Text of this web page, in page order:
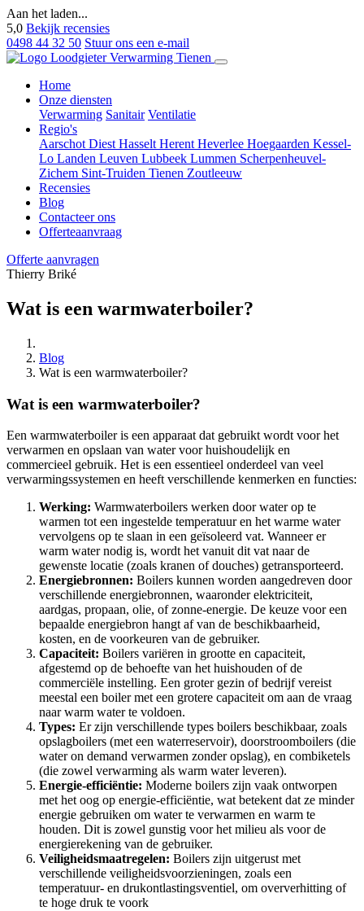
Aan het laden...
5,0 Bekijk recensies
0498 44 32 50 Stuur ons een e-mail
Home
Onze diensten
Verwarming Sanitair Ventilatie
Regio's
Aarschot Diest Hasselt Herent Heverlee Hoegaarden Kessel-
Lo Landen Leuven Lubbeek Lummen Scherpenheuvel-
Zichem Sint-Truiden Tienen Zoutleeuw
Recensies
Blog
Contacteer ons
Offerteaanvraag
Offerte aanvragen
Thierry Briké
Wat is een warmwaterboiler?
Blog
Wat is een warmwaterboiler?
Wat is een warmwaterboiler?
Een warmwaterboiler is een apparaat dat gebruikt wordt voor het
verwarmen en opslaan van water voor huishoudelijk en
commercieel gebruik. Het is een essentieel onderdeel van veel
verwarmingssystemen en heeft verschillende kenmerken en functies:
Werking: Warmwaterboilers werken door water op te
warmen tot een ingestelde temperatuur en het warme water
vervolgens op te slaan in een geïsoleerd vat. Wanneer er
warm water nodig is, wordt het vanuit dit vat naar de
gewenste locatie (zoals kranen of douches) getransporteerd.
Energiebronnen: Boilers kunnen worden aangedreven door
verschillende energiebronnen, waaronder elektriciteit,
aardgas, propaan, olie, of zonne-energie. De keuze voor een
bepaalde energiebron hangt af van de beschikbaarheid,
kosten, en de voorkeuren van de gebruiker.
Capaciteit: Boilers variëren in grootte en capaciteit,
afgestemd op de behoefte van het huishouden of de
commerciële instelling. Een groter gezin of bedrijf vereist
meestal een boiler met een grotere capaciteit om aan de vraag
naar warm water te voldoen.
Types: Er zijn verschillende types boilers beschikbaar, zoals
opslagboilers (met een waterreservoir), doorstroomboilers (die
water on demand verwarmen zonder opslag), en combiketels
(die zowel verwarming als warm water leveren).
Energie-efficiëntie: Moderne boilers zijn vaak ontworpen
met het oog op energie-efficiëntie, wat betekent dat ze minder
energie gebruiken om water te verwarmen en warm te
houden. Dit is zowel gunstig voor het milieu als voor de
energierekening van de gebruiker.
Veiligheidsmaatregelen: Boilers zijn uitgerust met
verschillende veiligheidsvoorzieningen, zoals een
temperatuur- en drukontlastingsventiel, om oververhitting of
te hoge druk te voork